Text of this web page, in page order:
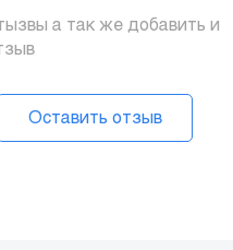
а так же добавить и
Оставить отзыв